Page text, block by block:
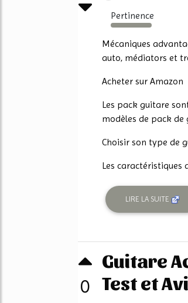
Pertinence
11919%
Mécaniques
auto, médiators et
Acheter sur Amazon
Les pack guitare
modèles de pack
Choisir son type de
Les caractéristiques
LIRE LA SUITE
0
Guitare
Test et